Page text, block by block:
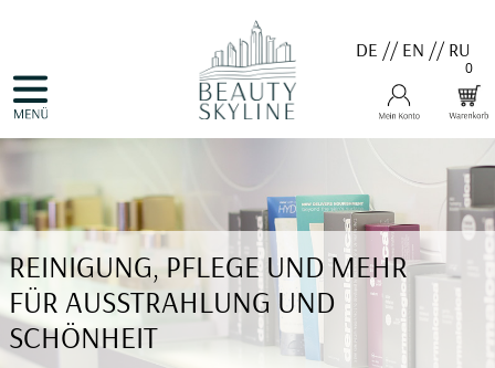
DE //EN //RU
0
NAVIGATION
VALMONT
MENARD
MEDER
COSNOBELL
PROBIO DERM・INFO
BELLEFONTAINE
DERMALOGICA
EVA GARDEN
APHRO CELINA
ANGEBOTE
REINIGUNG, PFLEGE UND MEHR
FÜR AUSSTRAHLUNG UND
SCHÖNHEIT